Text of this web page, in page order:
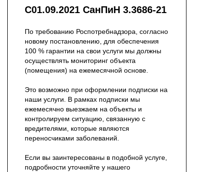
С01.09.2021 СанПиН 3.3686-21
По требованию Роспотребнадзора, согласно
новому постановлению, для обеспечения
100 % гарантии на свои услуги мы должны
осуществлять мониторинг объекта
(помещения) на ежемесячной основе.
Это возможно при оформлении подписки на
наши услуги. В рамках подписки мы
ежемесячно выезжаем на объекты и
контролируем ситуацию, связанную с
вредителями, которые являются
переносчиками заболеваний.
Если вы заинтересованы в подобной услуге,
подробности уточняйте у нашего